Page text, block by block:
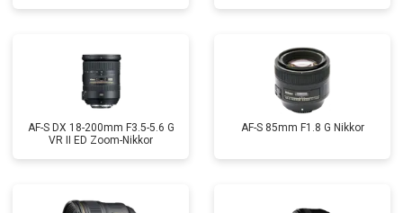
AF-S DX 18-200mm F3.5-5.6 G
VR II ED Zoom-Nikkor
AF-S 85mm F1.8 G Nikkor